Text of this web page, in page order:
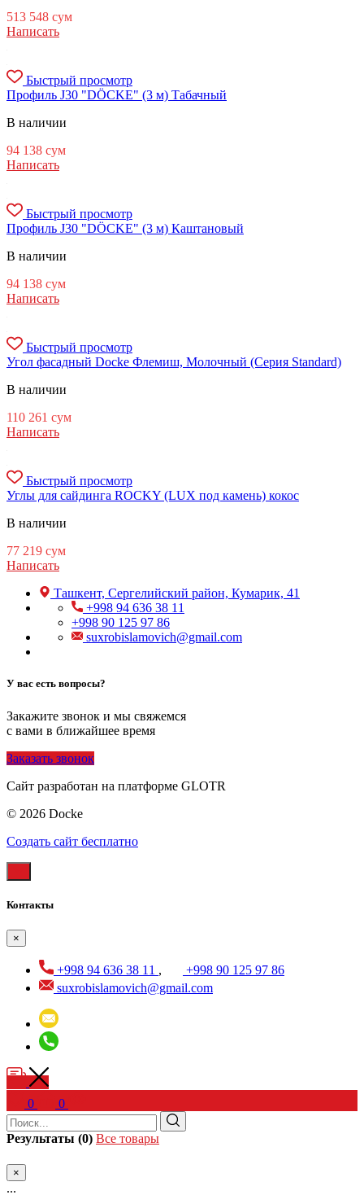
513 548 сум
Написать
Быстрый просмотр
Профиль J30 "DÖCKE" (3 м) Табачный
В наличии
94 138 сум
Написать
Быстрый просмотр
Профиль J30 "DÖCKE" (3 м) Каштановый
В наличии
94 138 сум
Написать
Быстрый просмотр
Угол фасадный Docke Флемиш, Молочный (Серия Standard)
В наличии
110 261 сум
Написать
Быстрый просмотр
Углы для сайдинга ROCKY (LUX под камень) кокос
В наличии
77 219 сум
Написать
Ташкент, Сергелийский район, Кумарик, 41
+998 94 636 38 11
+998 90 125 97 86
suxrobislamovich@gmail.com
У вас есть вопросы?
Закажите звонок и мы свяжемся
с вами в ближайшее время
Заказать звонок
Сайт разработан на платформе GLOTR
© 2026 Docke
Создать cайт бесплатно
Контакты
×
+998 94 636 38 11 ,
+998 90 125 97 86
suxrobislamovich@gmail.com
0 0
Результаты (0) Все товары
×
...